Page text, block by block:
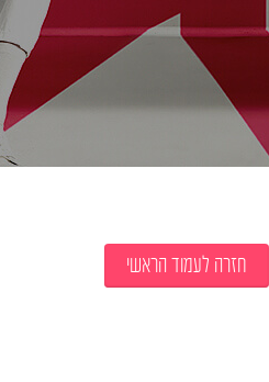
חזרה לעמוד הראשי